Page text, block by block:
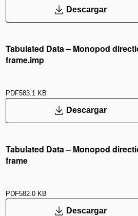
Descargar
Tabulated Data – Monopod
frame.imp
PDF583.1 KB
Descargar
Tabulated Data – Monopod
frame
PDF582.0 KB
Descargar